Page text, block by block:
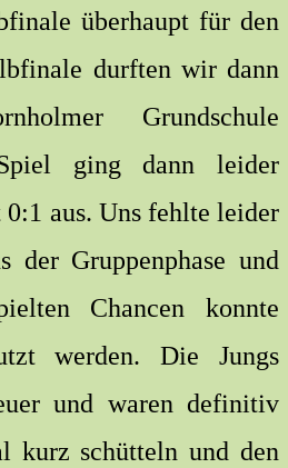
überhaupt für den
durften wir dann
Grundschule
ging dann leider
aus. Uns fehlte leider
der Gruppenphase und
Chancen konnte
werden. Die Jungs
und waren definitiv
kurz schütteln und den